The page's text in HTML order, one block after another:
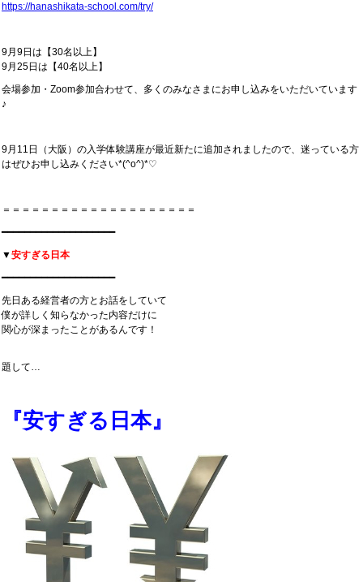
https://hanashikata-school.com/try/
9月9日は【30名以上】
9月25日は【40名以上】
会場参加・Zoom参加合わせて、多くのみなさまにお申し込みをいただいています
♪
9月11日（大阪）の入学体験講座が最近新たに追加されましたので、迷っている方
はぜひお申し込みください*(^o^)*♡
＝＝＝＝＝＝＝＝＝＝＝＝＝＝＝＝＝＝＝＝
━━━━━━━━━━━━━━━━━━━━
▼安すぎる日本
━━━━━━━━━━━━━━━━━━━━
先日ある経営者の方とお話をしていて
僕が詳しく知らなかった内容だけに
関心が深まったことがあるんです！
題して…
『安すぎる日本』